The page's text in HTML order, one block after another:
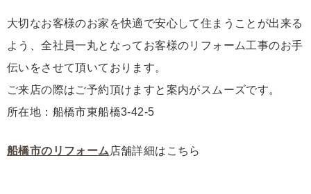
大切なお客様のお家を快適で安心して住まうことが出来る
よう、全社員一丸となってお客様のリフォーム工事のお手
伝いをさせて頂いております。
ご来店の際はご予約頂けますと案内がスムーズです。
所在地：船橋市東船橋3-42-5
船橋市のリフォーム 店舗詳細はこちら